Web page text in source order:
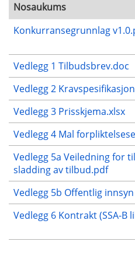
Nosaukums
Konkurransegrunnlag
Vedlegg 1 Tilbudsbrev.doc
Vedlegg 2
Vedlegg 3 Prisskjema.xlsx
Vedlegg 4 Mal
Vedlegg 5a Veiledning for
sladding av tilbud.pdf
Vedlegg 5b Offentlig
Vedlegg 6 Kontrakt (SSA-B